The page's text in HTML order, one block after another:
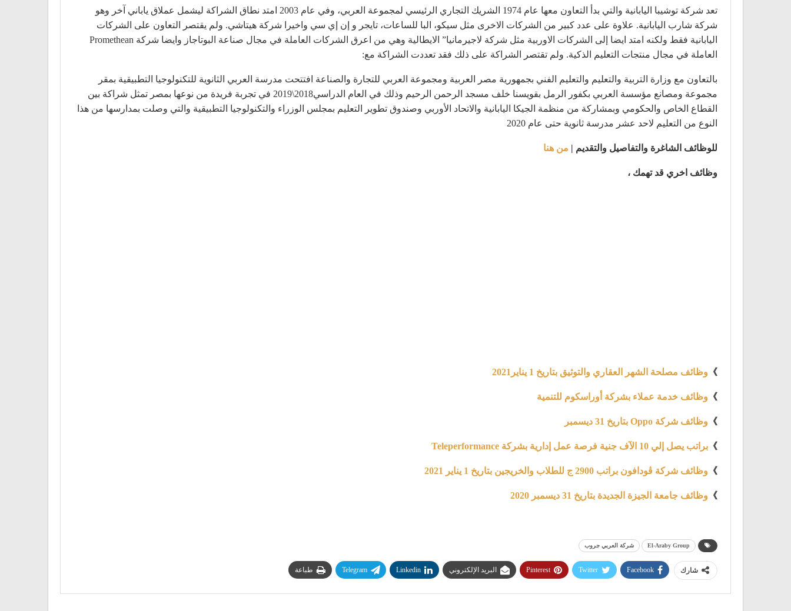
تعد شركة توشيبا اليابانية والتي بدأ التعاون معها عام 1974 الشريك التجاري الرئيسي لمجموعة العربي، وفي عام 2003 امتد نطاق الشراكة ليشمل عملاق ياباني آخر وهو
شركة شارب اليابانية. علاوة على عدد كبير من الشركات الاخرى مثل سيكو، البا للساعات، تايجر و إن إي سي واخيرا شركة هيتاشي. ولم يقتصر التعاون على الشركات
اليابانية فقط ولكنه امتد ايضا إلى الشركات الاوربية مثل شركة لاجيرمانيا” الايطالية وهي من اعرق الشركات العاملة في مجال صناعة البوتاجاز وايضا شركة Promethean
العاملة في مجال منتجات التعليم الذكية. ولم تقتصر الشراكة على ذلك فقد تعددت الشراكة مع:
بالتعاون مع وزارة التربية والتعليم والتعليم الفني بجمهورية مصر العربية ومجموعة العربي للتجارة والصناعة افتتحت مدرسة العربي الثانوية للتكنولوجيا التطبيقية بمقر
مجموعة ومصانع مؤسسة العربي بكفور الرمل بقويسنا خلف مسجد الرحمن الرحيم وذلك في العام الدراسي2018\2019 في تجربة فريدة من نوعها بمصر تمثل شراكة بين
القطاع الخاص والحكومي وبمشاركة من منظمة الجيكا اليابانية والاتحاد الأوربي وصندوق تطوير التعليم بمجلس الوزراء والتكنولوجيا التطبيقية والتي وصلت بمدارسها من هذا
النوع من التعليم لاحد عشر مدرسة ثانوية حتى عام 2020
للوظائف الشاغرة والتفاصيل والتقديم | من هنا
وظائف اخري قد تهمك ،
》 وظائف مصلحة الشهر العقاري والتوثيق بتاريخ 1 يناير2021
》 وظائف خدمة عملاء بشركة أوراسكوم للتنمية
》 وظائف شركة Oppo بتاريخ 31 ديسمبر
》 براتب يصل إلي 10 الآف جنية فرصة عمل إدارية بشركة Teleperformance
》 وظائف شركة ڤودافون براتب 2900 ج للطلاب والخريجين بتاريخ 1 يناير 2021
》 وظائف جامعة الجيزة الجديدة بتاريخ 31 ديسمبر 2020
El-Araby Group شركة العربي جروب
شارك Facebook
Twitter
Pinterest البريد الإلكتروني Linkedin
Telegram طباعة